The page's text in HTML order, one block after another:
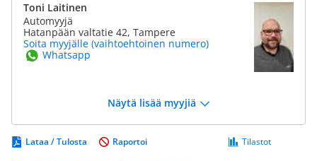
Toni Laitinen
Automyyjä
Hatanpään valtatie 42, Tampere
Soita myyjälle (vaihtoehtoinen numero)
Whatsapp
Näytä lisää myyjiä
Lataa / Tulosta Tilastot
Raportoi